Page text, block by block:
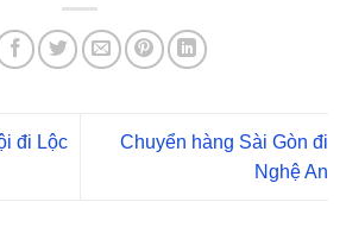
đi Lộc
Chuyển hàng Sài Gòn đi
Nghệ An